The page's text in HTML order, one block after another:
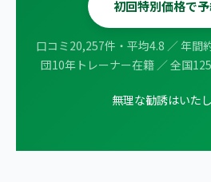
初回特別価格で
口コミ20,257件・平均4.8 ／ 年間
団10年トレーナー在籍 ／ 全国
無理な勧誘はいた